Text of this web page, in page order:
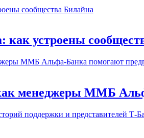
как устроены
менеджеры ММБ